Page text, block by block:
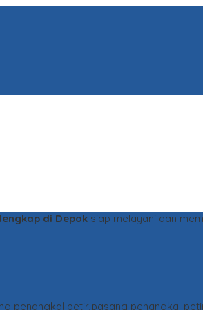
di Depok siap melayani dan
penangkal petir,pasang penangkal